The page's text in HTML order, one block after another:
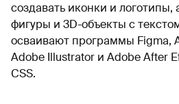
создавать иконки и
фигуры и 3D-объекты с
осваивают программы Figma,
Adobe Illustrator и Adobe After
CSS.